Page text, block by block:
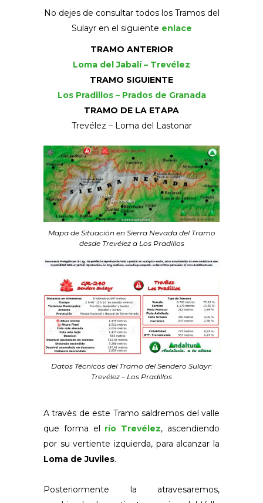
No dejes de consultar todos los Tramos del
Sulayr en el siguiente enlace
TRAMO ANTERIOR
Loma del Jabalí – Trevélez
TRAMO SIGUIENTE
Los Pradillos – Prados de Granada
TRAMO DE LA ETAPA
Trevélez – Loma del Lastonar
Mapa de Situación en Sierra Nevada del Tramo
desde Trevélez a Los Pradillos
Datos Técnicos del Tramo del Sendero Sulayr:
Trevélez – Los Pradillos
A través de este Tramo saldremos del valle
que forma el río Trevélez, ascendiendo
por su vertiente izquierda, para alcanzar la
Loma de Juviles.
Posteriormente la atravesaremos,